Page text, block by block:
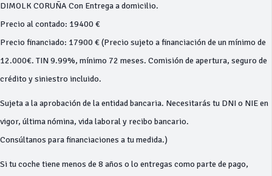
DIMOLK CORUÑA Con Entrega a domicilio.
Precio al contado: 19400 €
Precio financiado: 17900 € (Precio sujeto a financiación de un mínimo de
12.000€. TIN 9.99%, mínimo 72 meses. Comisión de apertura, seguro de
crédito y siniestro incluido.
Sujeta a la aprobación de la entidad bancaria. Necesitarás tu DNI o NIE en
vigor, última nómina, vida laboral y recibo bancario.
Consúltanos para financiaciones a tu medida.)
Si tu coche tiene menos de 8 años o lo entregas como parte de pago,